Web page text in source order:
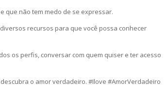
que não tem medo de se expressar.
recursos para que você possa conhecer
os perfis, conversar com quem quiser e ter acesso
o amor verdadeiro. #Ilove #AmorVerdadeiro